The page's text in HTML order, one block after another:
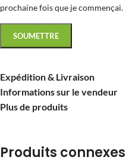
prochaine fois que je commençai.
Expédition & Livraison
Informations sur le vendeur
Plus de produits
Produits connexes